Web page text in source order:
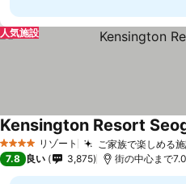
人気施設
4 ホテルのランク
リゾート ご家族で楽しめる
Kensington Resort
7.8 良い 3,875 街の中心まで